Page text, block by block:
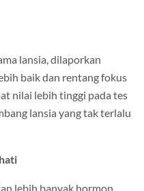
lansia, dilaporkan
baik dan rentang fokus
nilai lebih tinggi pada tes
lansia yang tak terlalu
lebih banyak hormon